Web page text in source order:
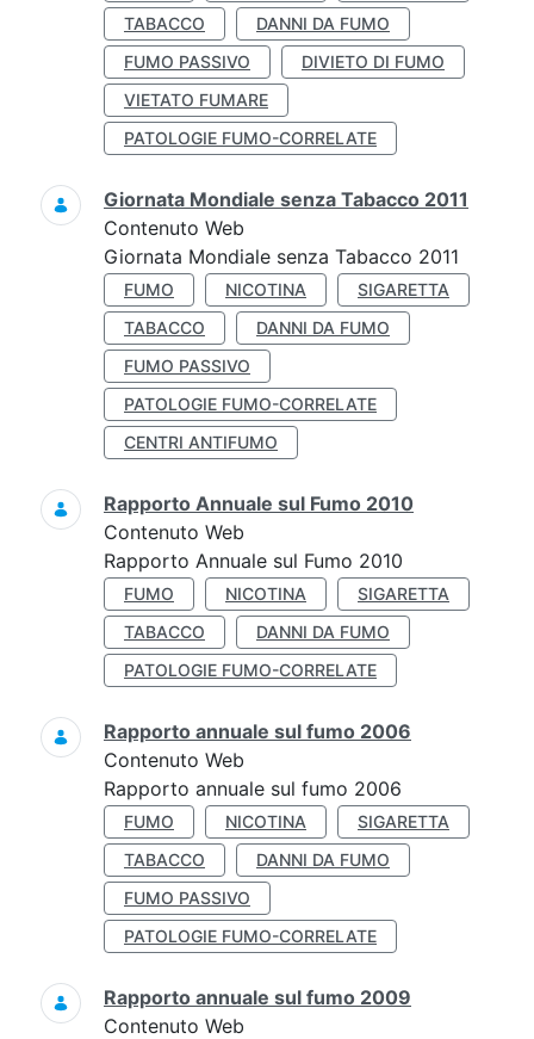
TABACCO
DANNI DA FUMO
FUMO PASSIVO
DIVIETO DI FUMO
VIETATO FUMARE
PATOLOGIE FUMO-CORRELATE
Giornata Mondiale senza Tabacco 2011
Contenuto Web
Giornata Mondiale senza Tabacco 2011
FUMO NICOTINA
SIGARETTA
TABACCO
DANNI DA FUMO
FUMO PASSIVO
PATOLOGIE FUMO-CORRELATE
CENTRI ANTIFUMO
Rapporto Annuale sul Fumo 2010
Contenuto Web
Rapporto Annuale sul Fumo 2010
FUMO NICOTINA
SIGARETTA
TABACCO
DANNI DA FUMO
PATOLOGIE FUMO-CORRELATE
Rapporto annuale sul fumo 2006
Contenuto Web
Rapporto annuale sul fumo 2006
FUMO NICOTINA
SIGARETTA
TABACCO
DANNI DA FUMO
FUMO PASSIVO
PATOLOGIE FUMO-CORRELATE
Rapporto annuale sul fumo 2009
Contenuto Web